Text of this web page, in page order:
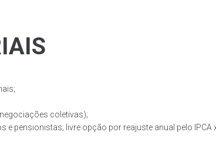
coletivas);
pensionistas; livre opção por reajuste anual pelo IPCA